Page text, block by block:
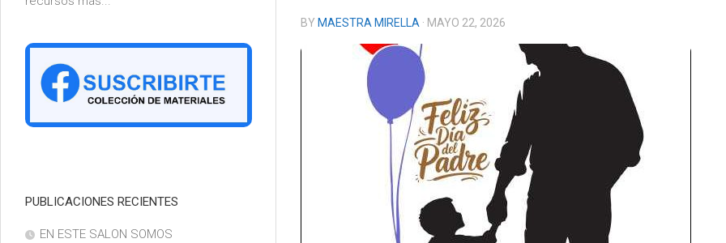
BY MAESTRA MIRELLA · MAYO 22, 2026
PUBLICACIONES RECIENTES
EN ESTE SALON SOMOS